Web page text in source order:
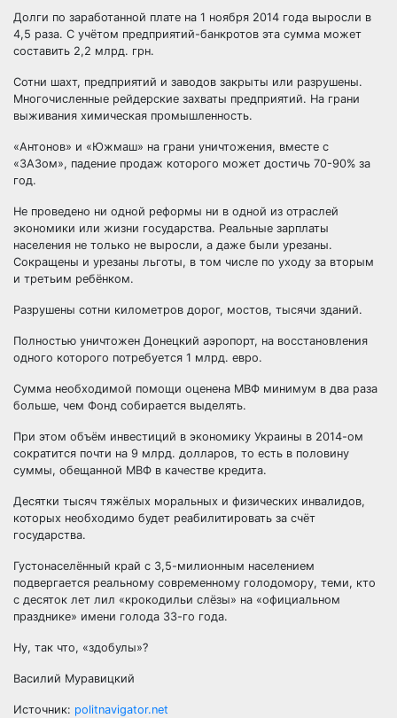
Долги по заработанной плате на 1 ноября 2014 года выросли в
4,5 раза. С учётом предприятий-банкротов эта сумма может
составить 2,2 млрд. грн.
Сотни шахт, предприятий и заводов закрыты или разрушены.
Многочисленные рейдерские захваты предприятий. На грани
выживания химическая промышленность.
«Антонов» и «Южмаш» на грани уничтожения, вместе с
«ЗАЗом», падение продаж которого может достичь 70-90% за
год.
Не проведено ни одной реформы ни в одной из отраслей
экономики или жизни государства. Реальные зарплаты
населения не только не выросли, а даже были урезаны.
Сокращены и урезаны льготы, в том числе по уходу за вторым
и третьим ребёнком.
Разрушены сотни километров дорог, мостов, тысячи зданий.
Полностью уничтожен Донецкий аэропорт, на восстановления
одного которого потребуется 1 млрд. евро.
Сумма необходимой помощи оценена МВФ минимум в два раза
больше, чем Фонд собирается выделять.
При этом объём инвестиций в экономику Украины в 2014-ом
сократится почти на 9 млрд. долларов, то есть в половину
суммы, обещанной МВФ в качестве кредита.
Десятки тысяч тяжёлых моральных и физических инвалидов,
которых необходимо будет реабилитировать за счёт
государства.
Густонаселённый край с 3,5-милионным населением
подвергается реальному современному голодомору, теми, кто
с десяток лет лил «крокодильи слёзы» на «официальном
празднике» имени голода 33-го года.
Ну, так что, «здобулы»?
Василий Муравицкий
Источник: politnavigator.net